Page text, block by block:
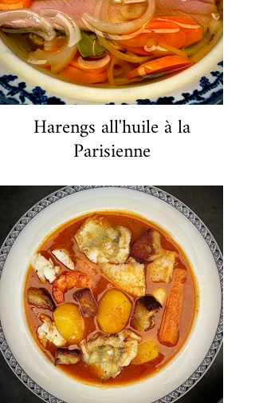
Harengs all'huile à la
Parisienne
anguilla trovano appagamento in una
marinata a base di carote, cipolle e spezie
varie. Potete gustarli con una tiepida
insalata francese di patate con la giacca o
semplicemente con le patate con la giacca.
Un classico della cucina parigina che ho
tanto amato mangiare a Parigi. Ordina in
anticipo perché devono marinare per 3
giorni!
22 euro a porzione